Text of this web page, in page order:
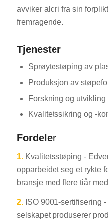
avviker aldri fra sin
fremragende.
Tjenester
Sprøytestøping av
Produksjon av
Forskning og utvikling
Kvalitetssikring og -
Fordeler
1.Kvalitetsstøping -
opparbeidet seg et rykte
bransje med flere tiår
2.ISO 9001-sertifisering -
selskapet produserer